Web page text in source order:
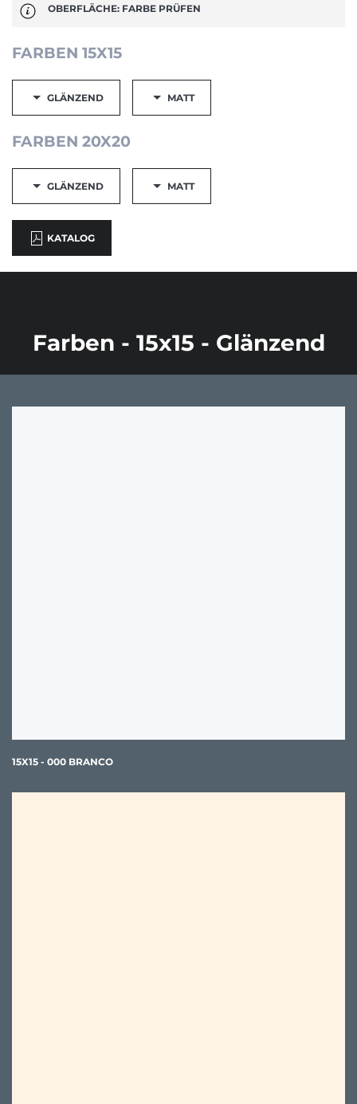
OBERFLÄCHE: FARBE PRÜFEN
FARBEN 15X15
GLÄNZEND MATT
FARBEN 20X20
GLÄNZEND MATT
KATALOG
Farben - 15x15 - Glänzend
15X15 - 000 BRANCO